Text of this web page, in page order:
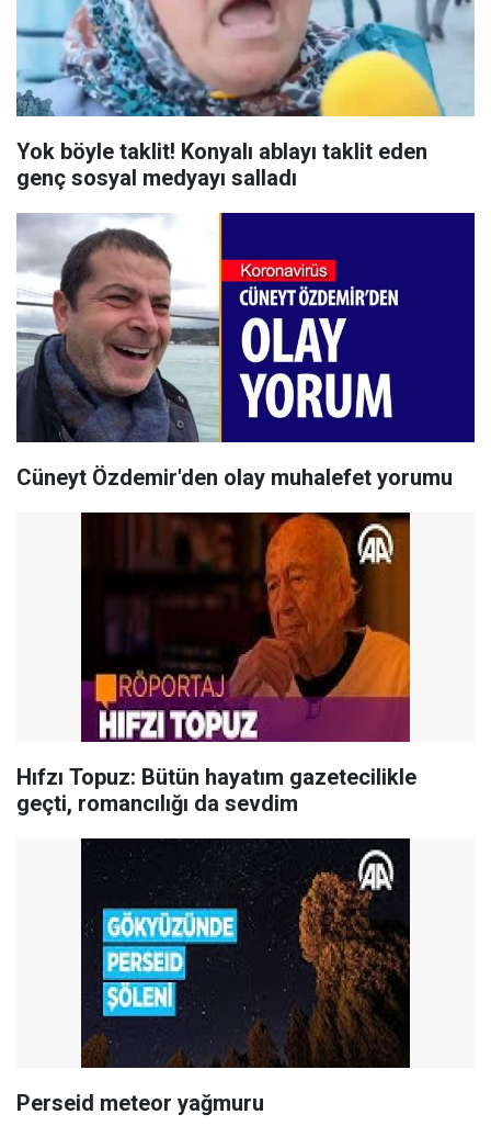
Yok böyle taklit! Konyalı ablayı taklit eden
genç sosyal medyayı salladı
Cüneyt Özdemir'den olay muhalefet yorumu
Hıfzı Topuz: Bütün hayatım gazetecilikle
geçti, romancılığı da sevdim
Perseid meteor yağmuru